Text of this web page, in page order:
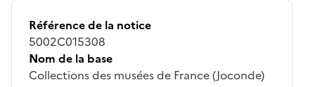
Référence de la notice
5002C015308
Nom de la base
Collections des musées de France (Joconde)